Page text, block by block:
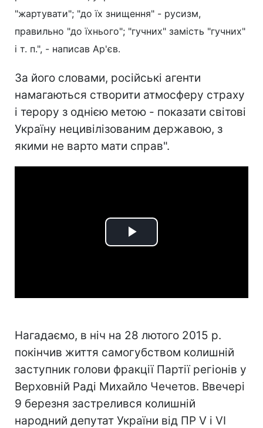
"жартувати"; "до їх знищення" - русизм,
правильно "до їхнього"; "гучних" замість "гучних"
і т. п.", - написав Ар'єв.
За його словами, російські агенти
намагаються створити атмосферу страху
і терору з однією метою - показати світові
Україну нецивілізованим державою, з
якими не варто мати справ".
Play
Нагадаємо, в ніч на 28 лютого 2015 р.
покінчив життя самогубством колишній
заступник голови фракції Партії регіонів у
Верховній Раді Михайло Чечетов. Ввечері
9 березня застрелився колишній
народний депутат України від ПР V і VI